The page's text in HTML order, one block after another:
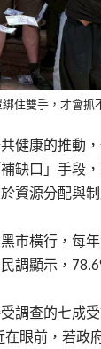
住雙手，才會抓
健康的推動
缺口」手段
資源分配與
市橫行，每
調顯示，
調查的七成
眼前，若政